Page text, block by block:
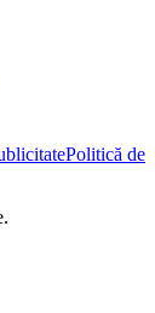
Politică de